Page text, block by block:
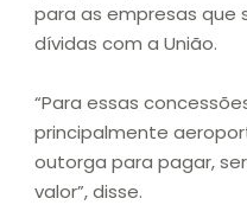
para as empresas que
dívidas com a União.
“Para essas
principalmente
outorga para pagar,
valor”, disse.